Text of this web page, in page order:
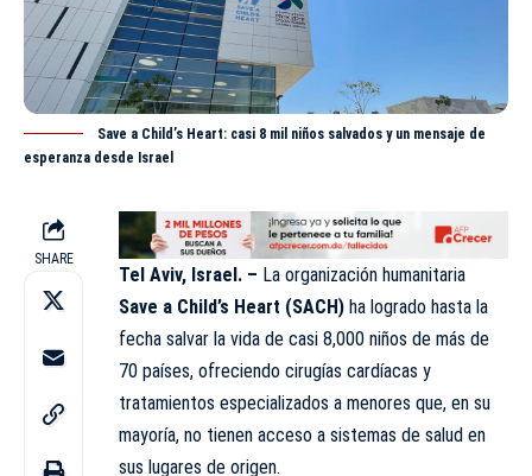
Save a Child’s Heart: casi 8 mil niños salvados y un mensaje de
esperanza desde Israel
SHARE
Tel Aviv, Israel. – La organización humanitaria
Save a Child’s Heart (SACH) ha logrado hasta la
fecha salvar la vida de casi 8,000 niños de más de
70 países, ofreciendo cirugías cardíacas y
tratamientos especializados a menores que, en su
mayoría, no tienen acceso a sistemas de salud en
sus lugares de origen.